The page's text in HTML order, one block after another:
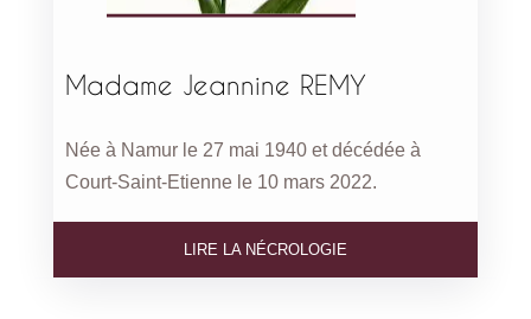
Madame Jeannine REMY
Née à Namur le 27 mai 1940 et décédée à
Court-Saint-Etienne le 10 mars 2022.
LIRE LA NÉCROLOGIE